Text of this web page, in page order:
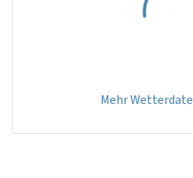
Mehr